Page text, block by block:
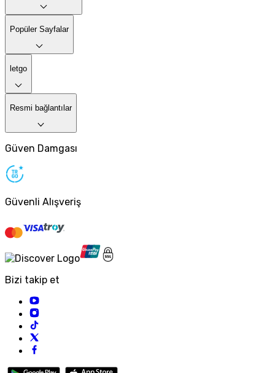
Popüler Sayfalar
letgo
Resmi bağlantılar
Güven Damgası
Güvenli Alışveriş
Bizi takip et